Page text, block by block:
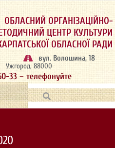
ОБЛАСНИЙ ОРГАНІЗАЦІЙНО-
ЦЕНТР КУЛЬТУРИ
ОБЛАСНОЇ РАДИ
вул. Волошина, 18
Ужгород, 88000
33 – телефонуйте